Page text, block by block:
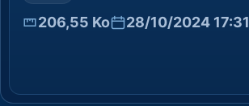
206,55 Ko 28/10/2024 17:31